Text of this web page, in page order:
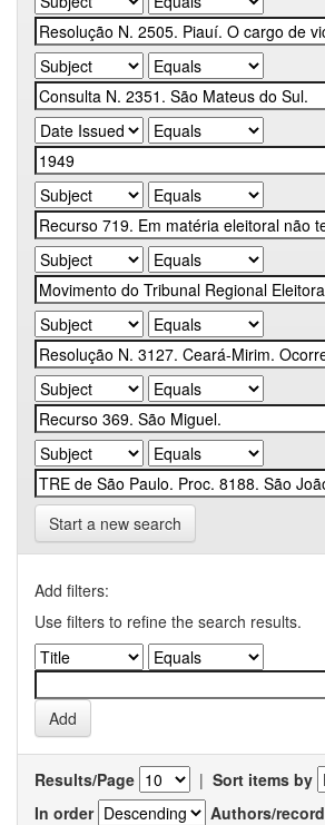
Start a new search
Add filters:
Use filters to refine the search results.
Results/Page | Sort items by
In order
Authors/record